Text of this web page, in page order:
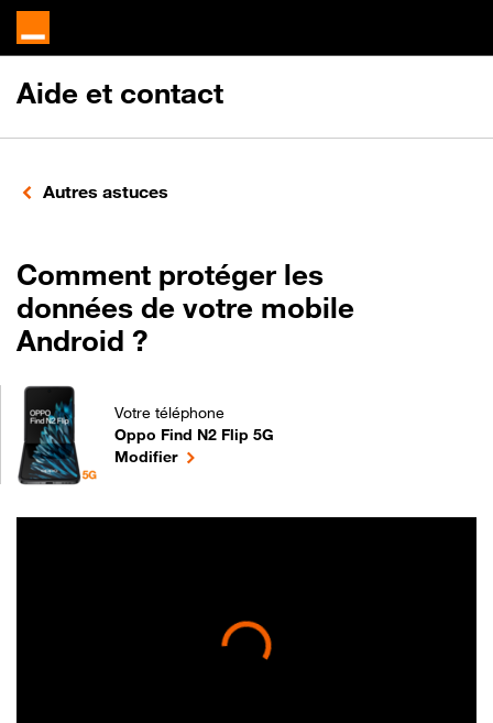
Aide et contact
Autres astuces
Comment protéger les
données de votre mobile
Android ?
Votre téléphone
Oppo Find N2 Flip 5G
Comment protéger les données de votre mobile
Modifierle téléphone sélectionné